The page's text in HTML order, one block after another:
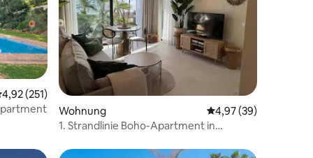
Bewertungen
Bewertung: 4,92 von 5, 251 Bewertungen
4,92 (251)
Wohnung Durchschnittliche
4,97 (39)
1. Strandlinie Boho-Apartment in